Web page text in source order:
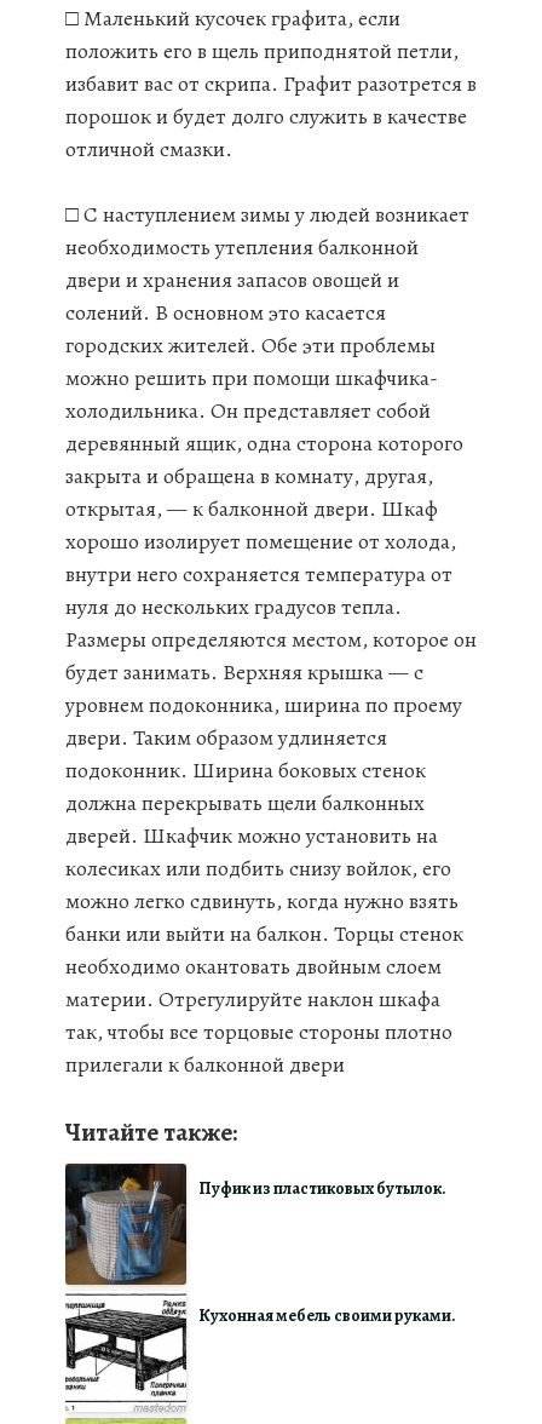
□ Маленький кусочек графита, если
положить его в щель приподнятой петли,
избавит вас от скрипа. Графит разотрется в
порошок и будет долго служить в качестве
отличной смазки.
□ С наступлением зимы у людей возникает
необходимость утепления балконной
двери и хранения запасов овощей и
солений. В основном это касается
городских жителей. Обе эти проблемы
можно решить при помощи шкафчика-
холодильника. Он представляет собой
деревянный ящик, одна сторона которого
закрыта и обращена в комнату, другая,
открытая, — к балконной двери. Шкаф
хорошо изолирует помещение от холода,
внутри него сохраняется температура от
нуля до нескольких градусов тепла.
Размеры определяются местом, которое он
будет занимать. Верхняя крышка — с
уровнем подоконника, ширина по проему
двери. Таким образом удлиняется
подоконник. Ширина боковых стенок
должна перекрывать щели балконных
дверей. Шкафчик можно установить на
колесиках или подбить снизу войлок, его
можно легко сдвинуть, когда нужно взять
банки или выйти на балкон. Торцы стенок
необходимо окантовать двойным слоем
материи. Отрегулируйте наклон шкафа
так, чтобы все торцовые стороны плотно
прилегали к балконной двери
Читайте также:
Пуфик из пластиковых бутылок.
Кухонная мебель своими руками.